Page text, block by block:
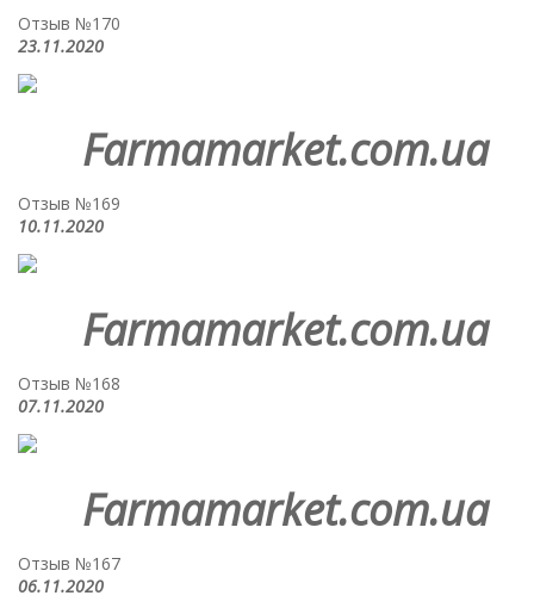
Отзыв №170
23.11.2020
Farmamarket.com.ua
Отзыв №169
10.11.2020
Farmamarket.com.ua
Отзыв №168
07.11.2020
Farmamarket.com.ua
Отзыв №167
06.11.2020